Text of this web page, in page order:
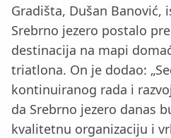
Gradišta, Dušan Banović,
Srebrno jezero postalo
destinacija na mapi
triatlona. On je dodao:
kontinuiranog rada i
da Srebrno jezero danas
kvalitetnu organizaciju i